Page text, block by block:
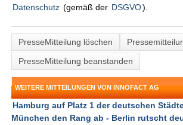
Datenschutz (gemäß der DSGVO).
PresseMitteilung löschen
PresseMitteilung beanstanden
WEITERE MITTEILUNGEN VON INNOFACT AG
Hamburg auf Platz 1 der deutschen
München den Rang ab - Berlin rutscht